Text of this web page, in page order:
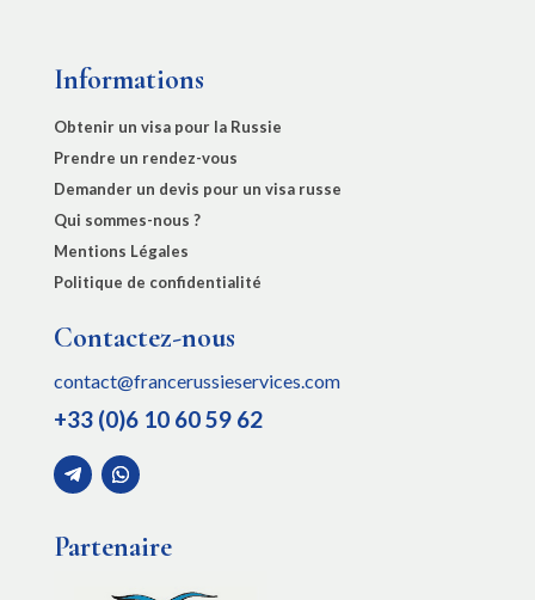
Informations
Obtenir un visa pour la Russie
Prendre un rendez-vous
Demander un devis pour un visa russe
Qui sommes-nous ?
Mentions Légales
Politique de confidentialité
Contactez-nous
contact@francerussieservices.com
+33 (0)6 10 60 59 62
Partenaire